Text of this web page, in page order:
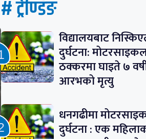
# ट्रेण्डिङ
विद्यालयबाट
दुर्घटना:
ठक्करमा घाइते ७
आरभको मृत्यु
धनगढीमा
दुर्घटना : एक